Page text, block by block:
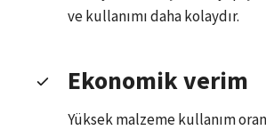
ve kullanımı daha kolaydır.
Ekonomik verim
Yüksek malzeme kullanım